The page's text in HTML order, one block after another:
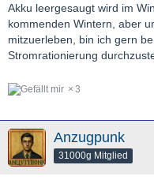
Akku leergesaugt wird im
kommenden Wintern, aber
mitzuerleben, bin ich gern
Stromrationierung
3
Anzugpunk
31000g Mitglied